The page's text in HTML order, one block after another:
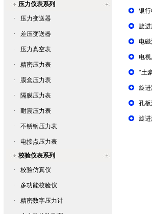
压力仪表系列
·
压力变送器
· 差压变送器
· 压力真空表
· 精密压力表
· 膜盒压力表
· 隔膜压力表
· 耐震压力表
· 不锈钢压力表
·
电接点压力表
校验仪表系列
·
校验仿真仪
· 多功能校验仪
· 精密数字压力计
银
旋
电
电
“土
旋
孔
旋